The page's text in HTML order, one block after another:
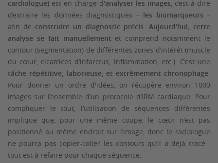
cardiologue) est en charge d'analyser les images, c’est-à-dire
d’extraire les données diagnostiques – les biomarqueurs –
afin de construire un diagnostic précis. Aujourd’hui, cette
analyse se fait manuellement et comprend notamment le
contour (segmentation) de différentes zones d’intérêt (muscle
du cœur, cicatrices d’infarctus, inflammation, etc.). C’est une
tâche répétitive, laborieuse, et extrêmement chronophage.
Pour donner un ordre d'idées, on récupère environ 1000
images sur l’ensemble d’un protocole d’IRM cardiaque. Pour
compliquer le tout, l’utilisation de séquences différentes
implique que, pour une même coupe, le cœur n’est pas
positionné au même endroit sur l’image, donc le radiologue
ne pourra pas copier-coller les contours qu’il a déjà tracé :
tout est à refaire pour chaque séquence.